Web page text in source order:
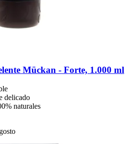
Mückan -​ Forte, 1.000 ml
delicado
naturales